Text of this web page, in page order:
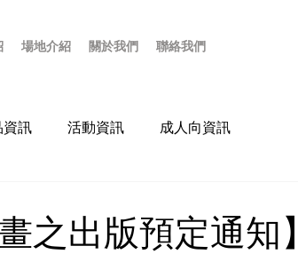
場地介紹 關於我們 聯絡我們
資訊 活動資訊 成人向資訊
之出版預定通知】